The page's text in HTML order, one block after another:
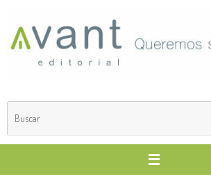
contenido